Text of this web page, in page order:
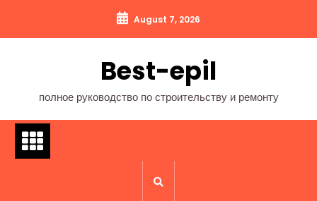
содержимому
August 7, 2026
Best-epil
полное руководство по строительству и ремонту